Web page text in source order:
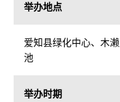
举办地点
爱知县绿化中心、木
池
举办时期